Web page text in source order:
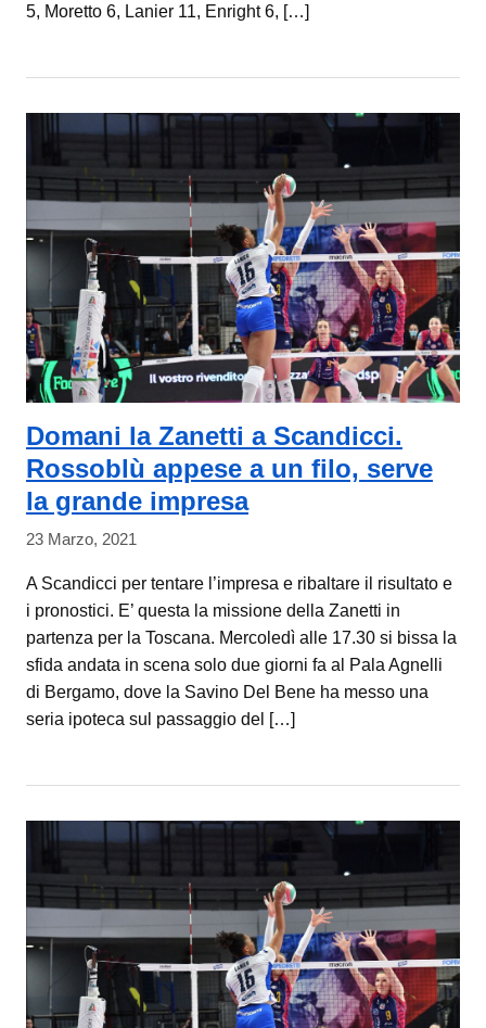
5, Moretto 6, Lanier 11, Enright 6, […]
Domani la Zanetti a Scandicci.
Rossoblù appese a un filo, serve
la grande impresa
23 Marzo, 2021
A Scandicci per tentare l’impresa e ribaltare il risultato e
i pronostici. E’ questa la missione della Zanetti in
partenza per la Toscana. Mercoledì alle 17.30 si bissa la
sfida andata in scena solo due giorni fa al Pala Agnelli
di Bergamo, dove la Savino Del Bene ha messo una
seria ipoteca sul passaggio del […]